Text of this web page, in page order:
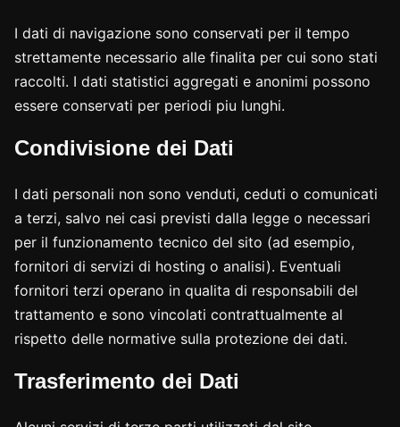
I dati di navigazione sono conservati per il tempo
strettamente necessario alle finalita per cui sono stati
raccolti. I dati statistici aggregati e anonimi possono
essere conservati per periodi piu lunghi.
Condivisione dei Dati
I dati personali non sono venduti, ceduti o comunicati
a terzi, salvo nei casi previsti dalla legge o necessari
per il funzionamento tecnico del sito (ad esempio,
fornitori di servizi di hosting o analisi). Eventuali
fornitori terzi operano in qualita di responsabili del
trattamento e sono vincolati contrattualmente al
rispetto delle normative sulla protezione dei dati.
Trasferimento dei Dati